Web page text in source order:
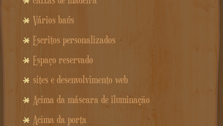
Vários baús
Escritos personalizados
Espaço reservado
sites e desenvolvimento web
Acima da máscara de iluminação
Acima da porta